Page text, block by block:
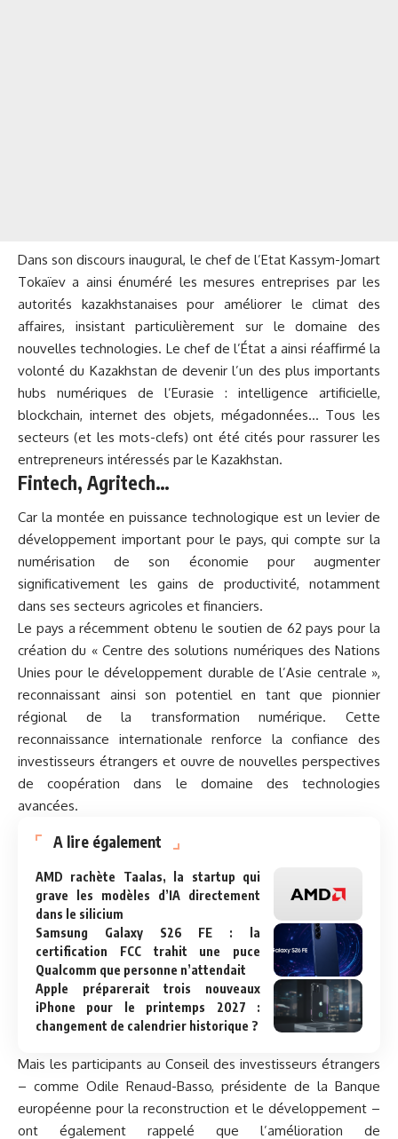
Dans son discours inaugural, le chef de l’Etat Kassym-Jomart
Tokaïev a ainsi énuméré les mesures entreprises par les
autorités kazakhstanaises pour améliorer le climat des
affaires, insistant particulièrement sur le domaine des
nouvelles technologies. Le chef de l’État a ainsi réaffirmé la
volonté du Kazakhstan de devenir l’un des plus importants
hubs numériques de l’Eurasie : intelligence artificielle,
blockchain, internet des objets, mégadonnées… Tous les
secteurs (et les mots-clefs) ont été cités pour rassurer les
entrepreneurs intéressés par le Kazakhstan.
Fintech, Agritech…
Car la montée en puissance technologique est un levier de
développement important pour le pays, qui compte sur la
numérisation de son économie pour augmenter
significativement les gains de productivité, notamment
dans ses secteurs agricoles et financiers.
Le pays a récemment obtenu le soutien de 62 pays pour la
création du « Centre des solutions numériques des Nations
Unies pour le développement durable de l’Asie centrale »,
reconnaissant ainsi son potentiel en tant que pionnier
régional de la transformation numérique. Cette
reconnaissance internationale renforce la confiance des
investisseurs étrangers et ouvre de nouvelles perspectives
de coopération dans le domaine des technologies
avancées.
A lire également
AMD rachète Taalas, la startup qui
grave les modèles d’IA directement
dans le silicium
Samsung Galaxy S26 FE : la
certification FCC trahit une puce
Qualcomm que personne n’attendait
Apple préparerait trois nouveaux
iPhone pour le printemps 2027 :
changement de calendrier historique ?
Mais les participants au Conseil des investisseurs étrangers
– comme Odile Renaud-Basso, présidente de la Banque
européenne pour la reconstruction et le développement –
ont également rappelé que l’amélioration de